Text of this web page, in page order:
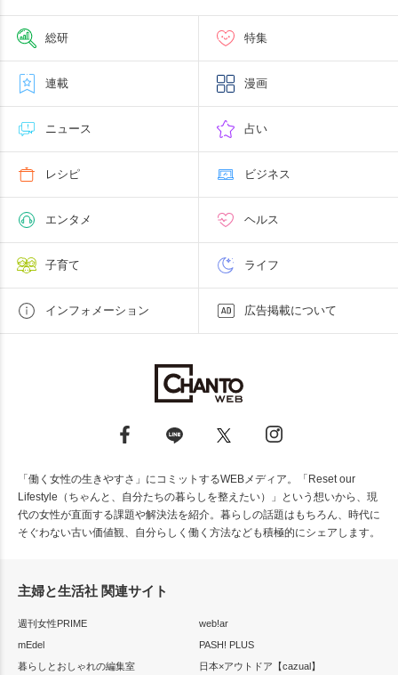
総研 特集
連載 漫画
ニュース 占い
レシピ ビジネス
エンタメ ヘルス
子育て ライフ
インフォメーション 広告掲載について
「働く女性の生きやすさ」にコミットするWEBメディア。「Reset our
Lifestyle（ちゃんと、自分たちの暮らしを整えたい）」という想いから、現
代の女性が直面する課題や解決法を紹介。暮らしの話題はもちろん、時代に
そぐわない古い価値観、自分らしく働く方法なども積極的にシェアします。
主婦と生活社 関連サイト
週刊女性PRIME
web!ar
mEdel
PASH! PLUS
暮らしとおしゃれの編集室
日本×アウトドア【cazual】